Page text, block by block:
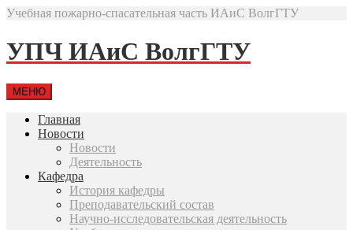
Учебная пожарно-спасательная часть ИАиС ВолгГТУ
УПЧ ИАиС ВолгГТУ
МЕНЮ
Главная
Новости
Новости
Деятельность
Кафедра
История кафедры
Преподавательский состав
Научно-исследовательская деятельность